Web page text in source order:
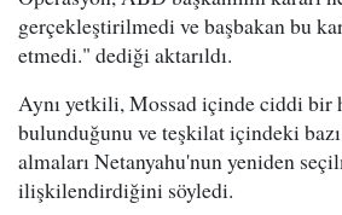
gerçekleştirilmedi ve başbakan bu
etmedi." dediği aktarıldı.
Aynı yetkili, Mossad içinde ciddi bir
bulunduğunu ve teşkilat içindeki
almaları Netanyahu'nun yeniden
ilişkilendirdiğini söyledi.